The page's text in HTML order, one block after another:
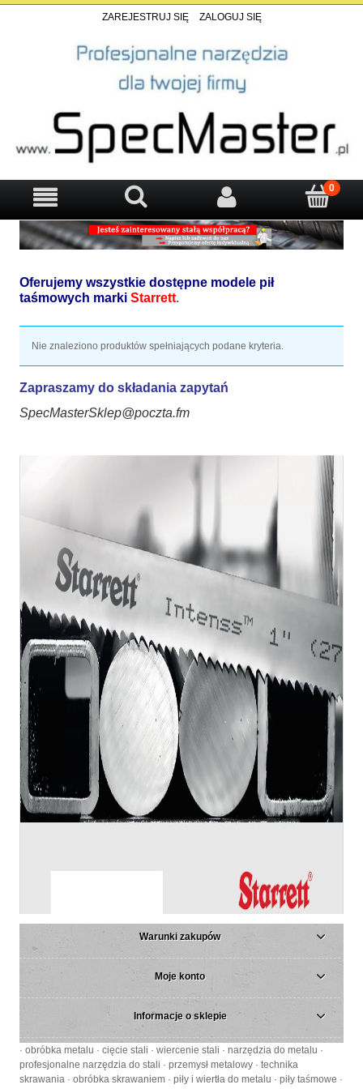
ZAREJESTRUJ SIĘ ZALOGUJ SIĘ
Oferujemy wszystkie dostępne modele pił
taśmowych marki Starrett.
Nie znaleziono produktów spełniających podane kryteria.
Zapraszamy do składania zapytań
SpecMasterSklep@poczta.fm
Warunki zakupów
Moje konto
Informacje o sklepie
· obróbka metalu · cięcie stali · wiercenie stali · narzędzia do metalu ·
profesjonalne narzędzia do stali · przemysł metalowy · technika
skrawania · obróbka skrawaniem · piły i wiertła do metalu · piły taśmowe ·